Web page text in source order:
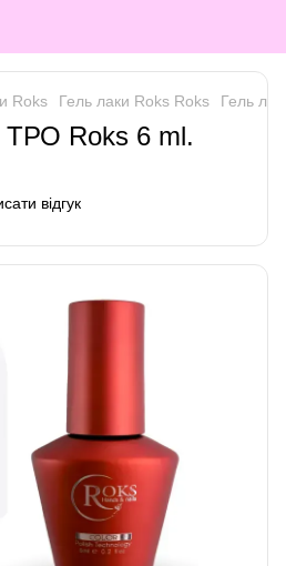
Roks Гель лаки Roks Roks Гель
ТРО Roks 6 ml.
відгук